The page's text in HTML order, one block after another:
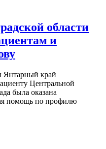
области
и
Янтарный край
Центральной
была оказана
помощь по профилю